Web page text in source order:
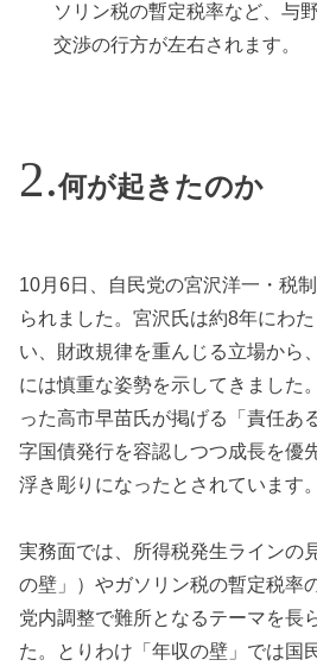
ソリン税の暫定税率など、与
交渉の行方が左右されます。
何が起きたのか
10月6日、自民党の宮沢洋一・税
られました。宮沢氏は約8年にわた
い、財政規律を重んじる立場から
には慎重な姿勢を示してきました
った高市早苗氏が掲げる「責任あ
字国債発行を容認しつつ成長を優
浮き彫りになったとされています。
実務面では、所得税発生ラインの
の壁」）やガソリン税の暫定税率
党内調整で難所となるテーマを長
た。とりわけ「年収の壁」では国